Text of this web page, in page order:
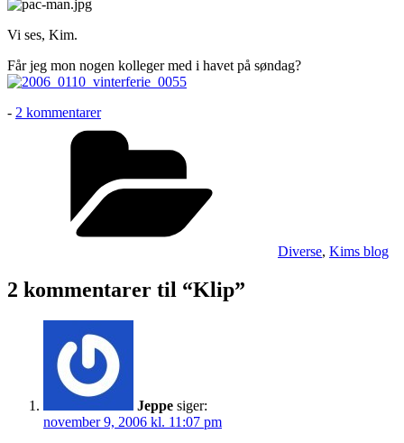
Vi ses, Kim.
Får jeg mon nogen kolleger med i havet på søndag?
- 2 kommentarertil
Klip
Diverse, Kims blog
2 kommentarer til “Klip”
Jeppe siger:
november 9, 2006 kl. 11:07 pm